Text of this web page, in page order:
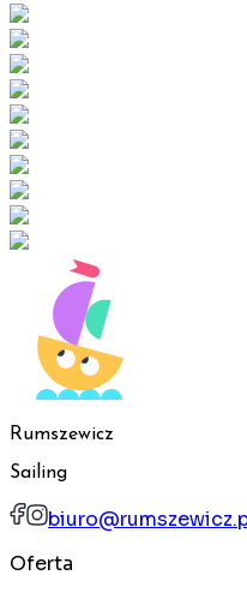
Rumszewicz
Sailing
Oferta